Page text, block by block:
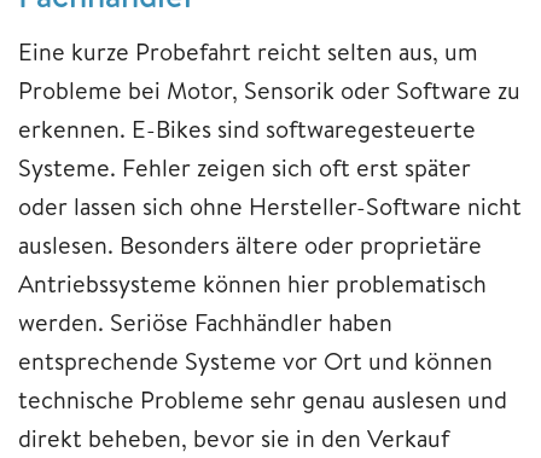
Eine kurze Probefahrt reicht selten aus, um
Probleme bei Motor, Sensorik oder Software zu
erkennen. E-Bikes sind softwaregesteuerte
Systeme. Fehler zeigen sich oft erst später
oder lassen sich ohne Hersteller-Software nicht
auslesen. Besonders ältere oder proprietäre
Antriebssysteme können hier problematisch
werden. Seriöse Fachhändler haben
entsprechende Systeme vor Ort und können
technische Probleme sehr genau auslesen und
direkt beheben, bevor sie in den Verkauf